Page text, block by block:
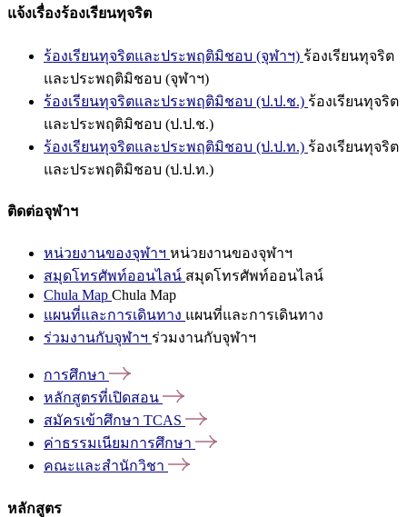
แจ้งเรื่องร้องเรียนทุจริต
ร้องเรียนทุจริตและประพฤติมิชอบ (จุฬาฯ) ร้องเรียนทุจริต
และประพฤติมิชอบ (จุฬาฯ)
ร้องเรียนทุจริตและประพฤติมิชอบ (ป.ป.ช.) ร้องเรียนทุจริต
และประพฤติมิชอบ (ป.ป.ช.)
ร้องเรียนทุจริตและประพฤติมิชอบ (ป.ป.ท.) ร้องเรียนทุจริต
และประพฤติมิชอบ (ป.ป.ท.)
ติดต่อจุฬาฯ
หน่วยงานของจุฬาฯ หน่วยงานของจุฬาฯ
สมุดโทรศัพท์ออนไลน์ สมุดโทรศัพท์ออนไลน์
Chula Map Chula Map
แผนที่และการเดินทาง แผนที่และการเดินทาง
ร่วมงานกับจุฬาฯ ร่วมงานกับจุฬาฯ
การศึกษา
หลักสูตรที่เปิดสอน
สมัครเข้าศึกษา TCAS
ค่าธรรมเนียมการศึกษา
คณะและสำนักวิชา
หลักสูตร